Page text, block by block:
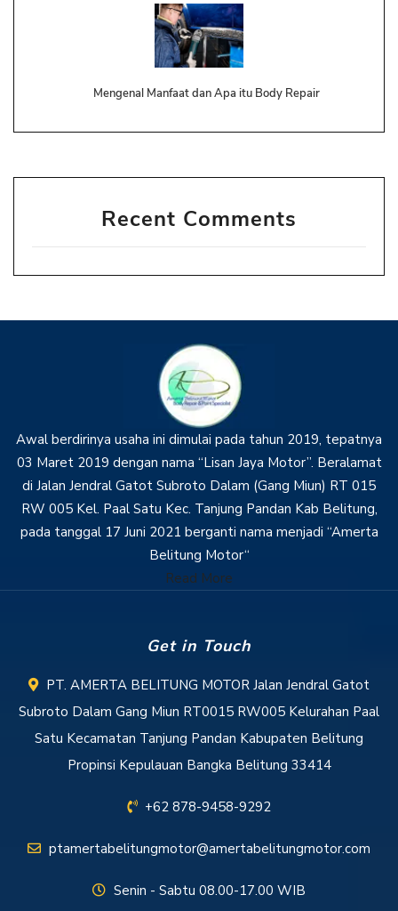
Mengenal Manfaat dan Apa itu Body Repair
Recent Comments
Awal berdirinya usaha ini dimulai pada tahun 2019, tepatnya
03 Maret 2019 dengan nama “Lisan Jaya Motor”. Beralamat
di Jalan Jendral Gatot Subroto Dalam (Gang Miun) RT 015
RW 005 Kel. Paal Satu Kec. Tanjung Pandan Kab Belitung,
pada tanggal 17 Juni 2021 berganti nama menjadi “Amerta
Belitung Motor“
Read More
Get in Touch
PT. AMERTA BELITUNG MOTOR Jalan Jendral Gatot
Subroto Dalam Gang Miun RT0015 RW005 Kelurahan Paal
Satu Kecamatan Tanjung Pandan Kabupaten Belitung
Propinsi Kepulauan Bangka Belitung 33414
+62 878-9458-9292
ptamertabelitungmotor@amertabelitungmotor.com
Senin - Sabtu 08.00-17.00 WIB